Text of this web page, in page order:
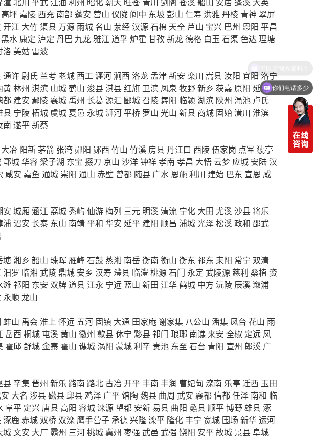
高坪 嘉陵 西充 南部 蓬安 营山 仪陇 阆中 东坡彭山 仁寿 洪雅丹棱 青神 翠屏
开江 大竹 渠县 万源雨城 名山 荥经汉源石棉 天全 芦山 宝兴 巴州 恩阳 平昌
黑水 康定 泸定 丹巴 九龙雅江 道孚炉霍 甘孜新龙德格 白玉 石渠色达 理塘
洛 美姑 雷波
通许 尉氏 兰考 老城 西工瀍河涧西 洛龙 孟津新安 栾川 嵩县 汝阳 宜阳 洛宁
黄林州 淇滨 山城鹤山 浚县淇县红旗 卫滨 凤泉 牧野新乡 获嘉 原阳 延津
都 建安 鄢陵襄城 禹州 长葛 源汇 郾城召陵舞阳 临颍 湖滨 陕州 渑池 卢氏
县 宁陵柘城 虞城 夏邑 永城浉河平桥 罗山 光山 新县 商城 固始潢川 淮滨
南 遂平新蔡
大冶 阳新茅箭 张湾 郧阳 郧西 竹山 竹溪 房县丹江口 西陵伍家岗 点军 猇亭
鄂城华容 梁子湖 东宝 掇刀 京山 沙洋钟祥孝南 孝昌 大悟 云梦 应城 安陆汉
咸安 嘉鱼 通城 崇阳 通山 赤壁 曾都 随县 广水 恩施利川 建始 巴东 宣恩 咸
安 城厢 涵江 荔城秀屿仙游梅列 三元 明溪清流 宁化 大田 尤溪沙县将乐
浦诏安 长泰 东山 南靖平和 华安 延平 建阳 顺昌 浦城光泽松溪政和 邵武
塘湘乡 韶山 珠晖 雁峰 石鼓 蒸湘 南岳衡南 衡山 衡东 祁东 耒阳 常宁 双清
汨罗 临湘 武陵鼎城 安乡 汉寿 澧县 临澧桃源石门 永定 武陵源 慈利 桑植 资
滩 祁阳 东安 双牌道县 江永 宁远 蓝山 新田 江华鹤城 中方 沅陵 辰溪 溆浦
永顺龙山
蚌山 禹会淮上 怀远 五河 固镇 大通 田家庵谢家集 八公山 潘集 凤台 花山 雨
岳西 桐城 屯溪黄山 徽州 歙县休宁 黟县祁门 琅琊 南谯 来安 全椒 定远 凤
霍邱舒城金寨 霍山 谯城 涡阳 蒙城利辛 贵池 东至 石台 青阳 宣州 郎溪 广
县辛集 晋州 新乐 路南 路北古冶 开平丰南 丰润 曹妃甸 滦南 乐亭 迁西 玉田
大名 涉县磁县邱县鸡泽 广平馆陶 魏县 曲周 武安 襄都信都任泽 南和 临
阜平 定兴 唐县 高阳 容城 涞源望都 安新易县 曲阳 蠡县 顺平博野雄县涿
涿鹿赤城 双桥 双滦 鹰手营子承德兴隆 滦平 隆化丰宁 宽城 围场 新华运河
城文安 大厂 霸州 三河桃城冀州 枣强 武邑 武强 饶阳 安平故城 景县阜城
你们电话多少